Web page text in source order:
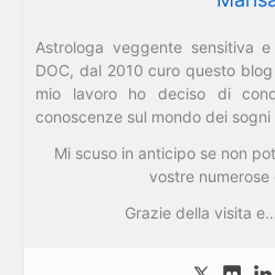
Astrologa veggente sensitiva
DOC, dal 2010 curo questo
mio lavoro ho deciso di
conoscenze sul mondo dei
Mi scuso in anticipo se non
vostre numerose
Grazie della visita